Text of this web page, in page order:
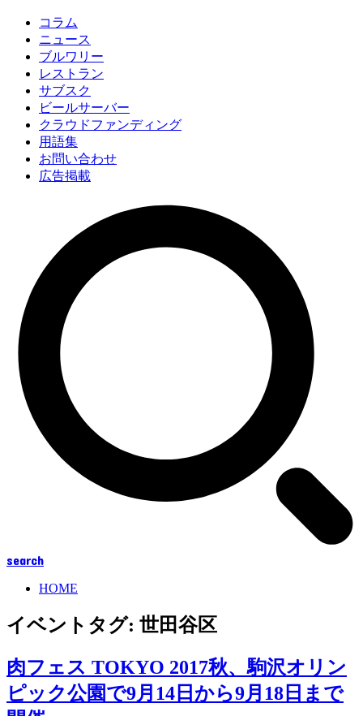
コラム
ニュース
ブルワリー
レストラン
サブスク
ビールサーバー
クラウドファンディング
用語集
お問い合わせ
広告掲載
search
HOME
イベントタグ: 世田谷区
肉フェス TOKYO 2017秋、駒沢オリン
ピック公園で9月14日から9月18日まで